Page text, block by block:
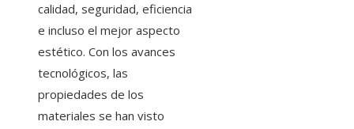
calidad, seguridad, eficiencia
e incluso el mejor aspecto
estético. Con los avances
tecnológicos, las
propiedades de los
materiales se han visto